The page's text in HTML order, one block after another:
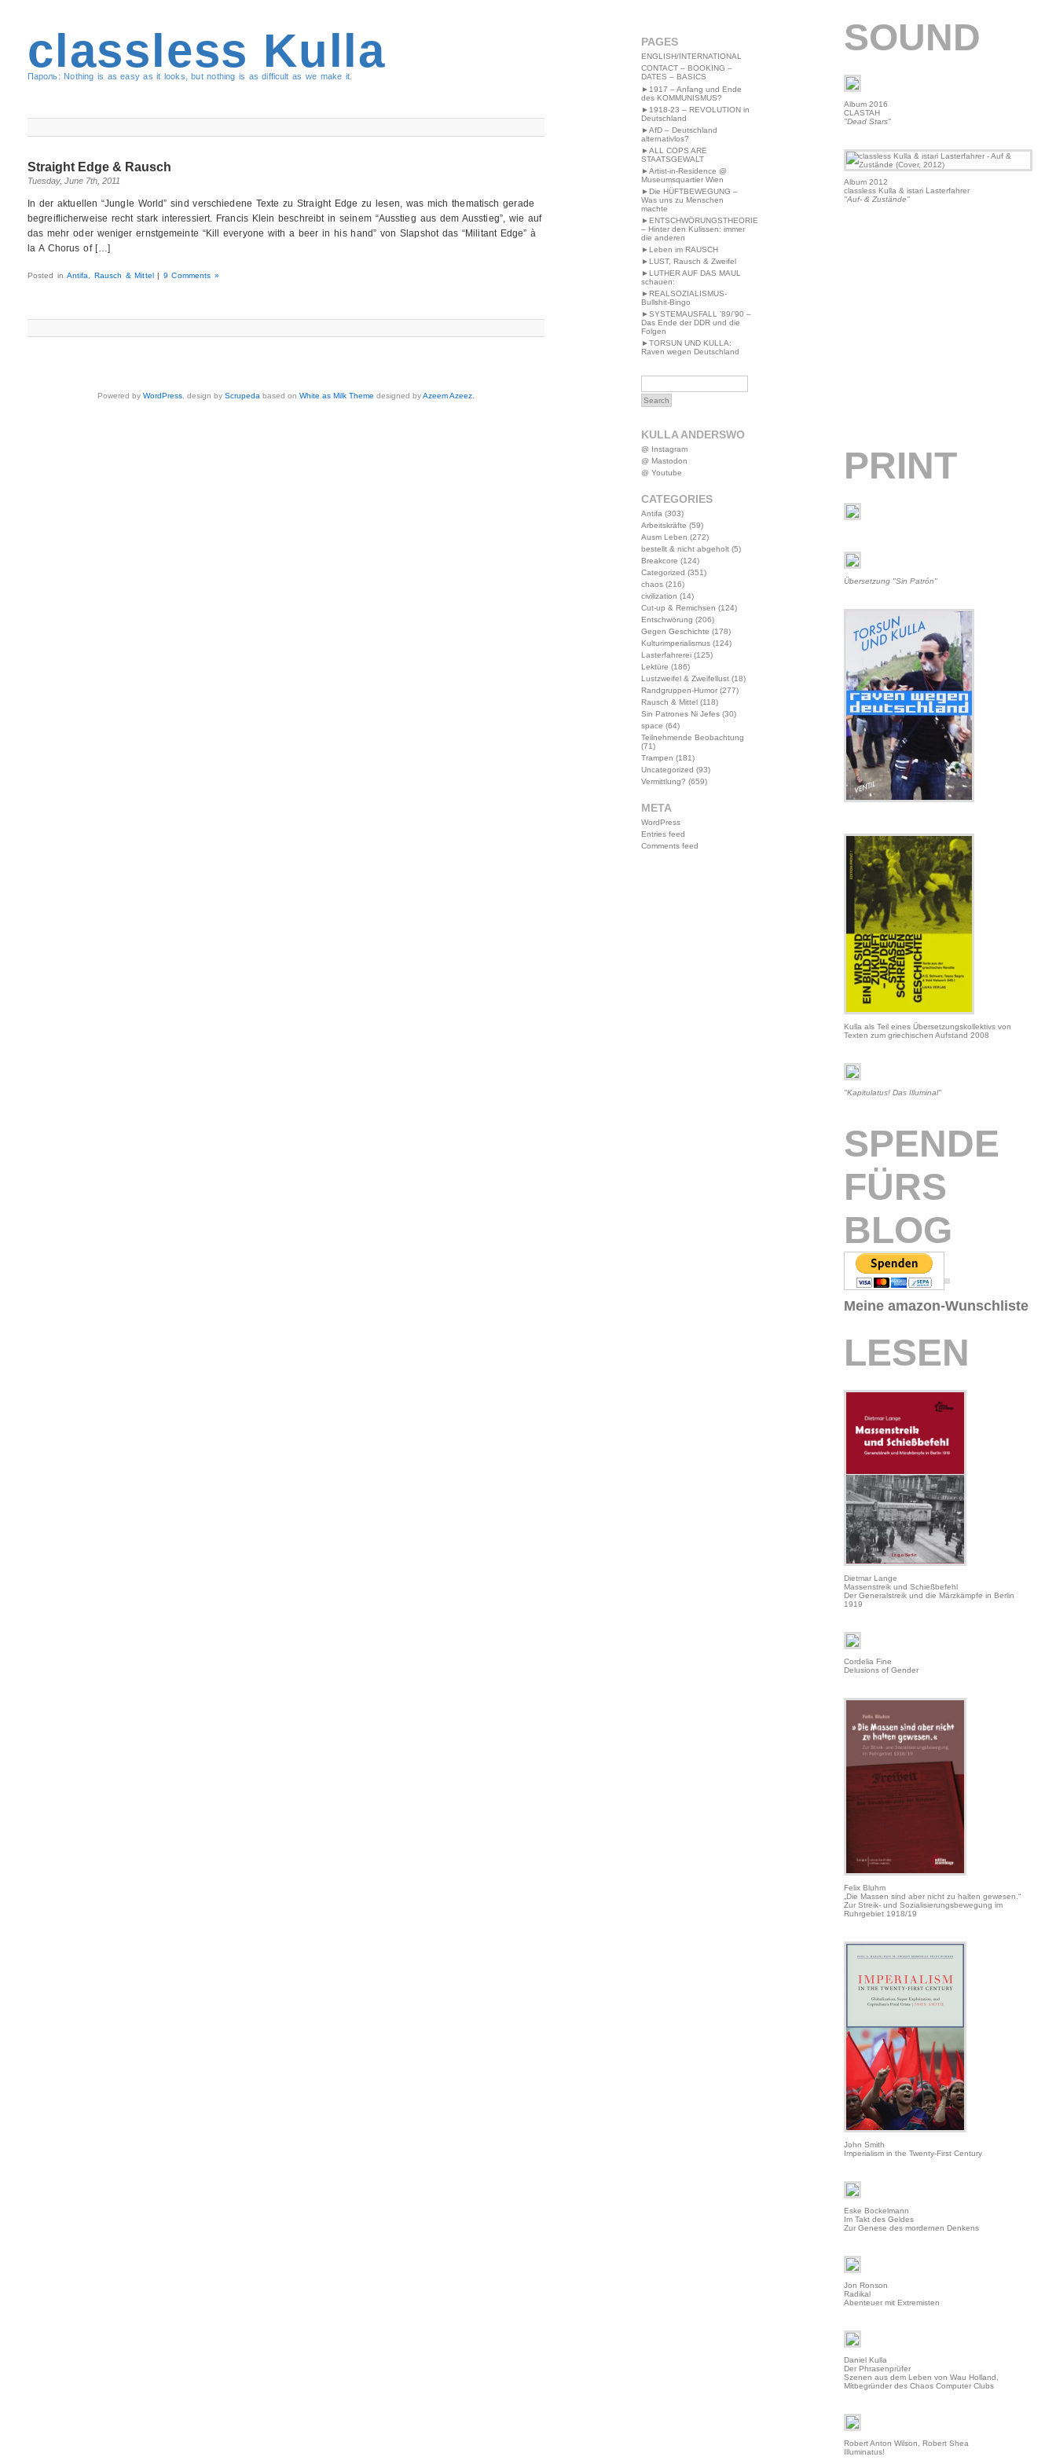
classless Kulla
Пароль: Nothing is as easy as it looks, but nothing is as difficult as we make it.
Straight Edge & Rausch
Tuesday, June 7th, 2011
In der aktuellen “Jungle World” sind verschiedene Texte zu Straight Edge zu lesen, was mich thematisch gerade
begreiflicherweise recht stark interessiert. Francis Klein beschreibt in seinem “Ausstieg aus dem Ausstieg”, wie auf
das mehr oder weniger ernstgemeinte “Kill everyone with a beer in his hand” von Slapshot das “Militant Edge” à
la A Chorus of […]
Posted in Antifa Rausch & Mittel | 9 Comments »
Powered byWordPress , design byScrupeda based onWhite as Milk Theme designed byAzeem Azeez
PAGES
ENGLISH/INTERNATIONAL
CONTACT – BOOKING –
DATES – BASICS
►1917 – Anfang und Ende
des KOMMUNISMUS?
►1918-23 – REVOLUTION in
Deutschland
►AfD – Deutschland
alternativlos?
►ALL COPS ARE
STAATSGEWALT
►Artist-in-Residence @
Museumsquartier Wien
►Die HÜFTBEWEGUNG –
Was uns zu Menschen
machte
►ENTSCHWÖRUNGSTHEORIE
– Hinter den Kulissen: immer
die anderen
►Leben im RAUSCH
►LUST, Rausch & Zweifel
►LUTHER AUF DAS MAUL
schauen:
►REALSOZIALISMUS-
Bullshit-Bingo
►SYSTEMAUSFALL ’89/’90 –
Das Ende der DDR und die
Folgen
►TORSUN UND KULLA:
Raven wegen Deutschland
KULLA ANDERSWO
@ Instagram
@ Mastodon
@ Youtube
CATEGORIES
Antifa (303)
Arbeitskräfte (59)
Ausm Leben (272)
bestellt & nicht abgeholt(5)
Breakcore (124)
Categorized (351)
chaos(216)
civilization (14)
Cut-up & Remichsen (124)
Entschwörung (206)
Gegen Geschichte (178)
Kulturimperialismus(124)
Lasterfahrerei(125)
Lektüre (186)
Lustzweifel & Zweifellust(18)
Randgruppen-Humor(277)
Rausch & Mittel(118)
Sin Patrones Ni Jefes(30)
space (64)
Teilnehmende Beobachtung
(71)
Trampen (181)
Uncategorized (93)
Vermittlung? (659)
META
WordPress
Entries feed
Comments feed
SOUND
Album 2016
CLASTAH
"Dead Stars"
Album 2012
classless Kulla & istari Lasterfahrer
"Auf- & Zustände"
PRINT
Übersetzung "Sin Patrón"
Kulla als Teil eines Übersetzungskollektivs von
Texten zum griechischen Aufstand 2008
"Kapitulatus! Das Illuminal"
SPENDE
FÜRS
BLOG
Meine amazon-Wunschliste
LESEN
Dietmar Lange
Massenstreik und Schießbefehl
Der Generalstreik und die Märzkämpfe in Berlin
1919
Cordelia Fine
Delusions of Gender
Felix Bluhm
„Die Massen sind aber nicht zu halten gewesen.“
Zur Streik- und Sozialisierungsbewegung im
Ruhrgebiet 1918/19
John Smith
Imperialism in the Twenty-First Century
Eske Bockelmann
Im Takt des Geldes
Zur Genese des mordernen Denkens
Jon Ronson
Radikal
Abenteuer mit Extremisten
Daniel Kulla
Der Phrasenprüfer
Szenen aus dem Leben von Wau Holland,
Mitbegründer des Chaos Computer Clubs
Robert Anton Wilson, Robert Shea
Illuminatus!